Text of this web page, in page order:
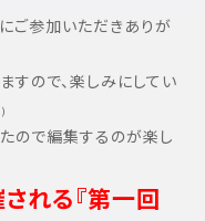
ご参加いただきありが
ので、楽しみにしてい
ので編集するのが楽し
れる『第一回